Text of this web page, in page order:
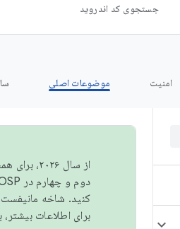
جستجوی کد اندروید
امنیت موضوعات اصلی
از سال
دوم و چهارم در AOSP منتشر خواهیم کرد. برای ساخت و مشارکت در AOSP،
کنید. شاخه مانیفست
برای اطلاعات بیشتر،